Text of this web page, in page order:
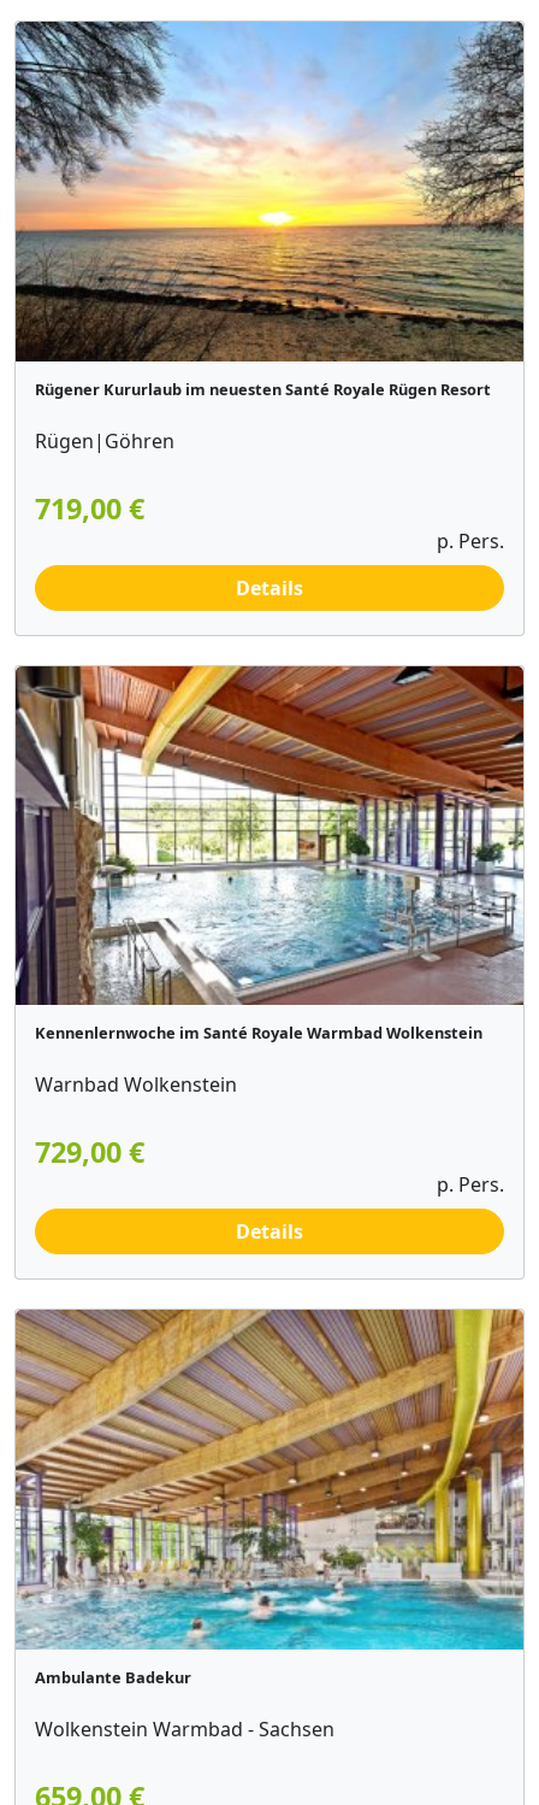
Rügener Kururlaub im neuesten Santé Royale Rügen Resort
Rügen|Göhren
719,00 €
p. Pers.
Details
Kennenlernwoche im Santé Royale Warmbad Wolkenstein
Warnbad Wolkenstein
729,00 €
p. Pers.
Details
Ambulante Badekur
Wolkenstein Warmbad - Sachsen
659,00 €